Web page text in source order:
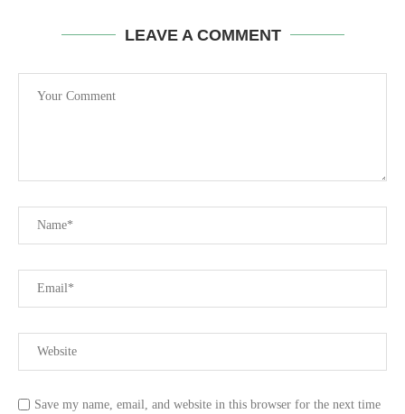
LEAVE A COMMENT
Save my name, email, and website in this browser for the next time